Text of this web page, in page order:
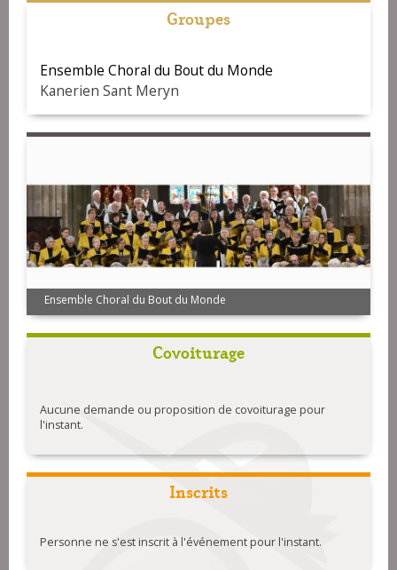
Groupes
Ensemble Choral du Bout du Monde
Kanerien Sant Meryn
Ensemble Choral du Bout du Monde
Covoiturage
Aucune demande ou proposition de covoiturage pour
l'instant.
Inscrits
Personne ne s'est inscrit à l'événement pour l'instant.